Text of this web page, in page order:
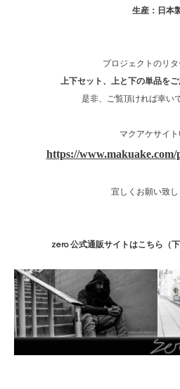
生産：日本
プロジェクトのリ
上下セット、上と下の単品を
是非、ご覧頂ければ幸い
マクアケサイ
https://
宜しくお願い致し
zero 公式通販サイトはこちら（